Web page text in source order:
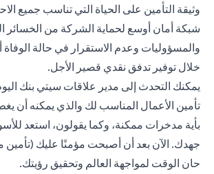
وثيقة التأمين على الحياة التي تناسب جميع
شبكة أمان أوسع لحماية الشركة من الخسائر
والمسؤوليات وعدم الاستقرار في حالة الوفاة
خلال توفير تدفق نقدي قصير الأجل.
يمكنك التحدث إلى مدير علاقات سيتي بنك
تأمين الأعمال المناسب لك والذي يمكنه أن
بأية مدخرات ممكنة، وكما يقولون، استعد
جهدك. الآن بعد أن أصبحت مؤمنًا عليك (تأمين
حان الوقت لمواجهة العالم وتحقيق رؤيتك.